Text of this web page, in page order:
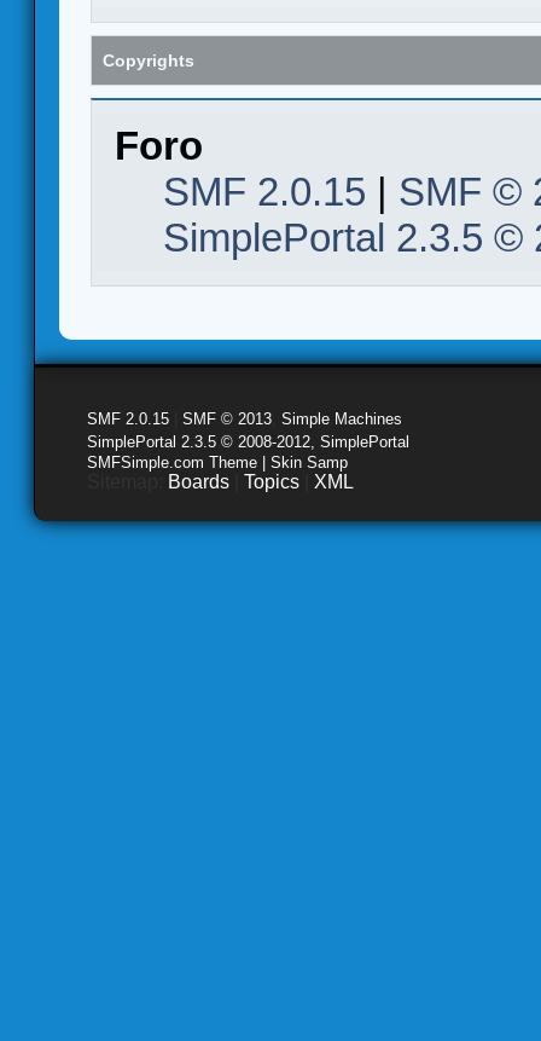
Copyrights
Foro
SMF 2.0.15 | SMF ©
SimplePortal 2.3.5 ©
SMF 2.0.15 SMF © 2013 Simple Machines
SimplePortal 2.3.5 © 2008-2012, SimplePortal
SMFSimple.com Theme | Skin Samp
Boards Topics XML